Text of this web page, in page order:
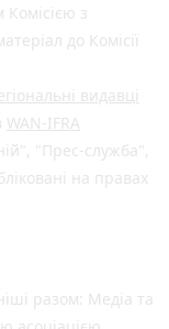
з
до Комісії
видавці
WAN-IFRA
"Прес-служба",
на правах
разом: Медіа та